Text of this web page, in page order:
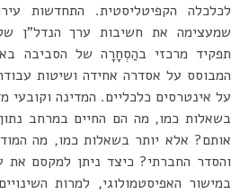
לכלכלה הקפיטליסטית. התחדשות
שמעצימה את חשיבות ערך הנדל”ן
תפקיד מרכזי בהַסְחָרָה של הסביבה
המבוסס על אסדרה אחידה ושיטות
על אינטרסים כלכליים. המדינה וקובעי
בשאלות כמו, מה הם החיים במרחב
אותם? אלא יותר בשאלות כמו, מה
והסדר החברתי? כיצד ניתן למקסם
במישור האפיסטמולוגי, למרות